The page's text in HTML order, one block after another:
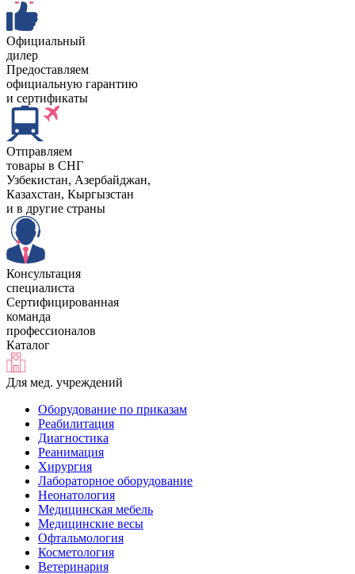
Официальный
дилер
Предоставляем
официальную гарантию
и сертификаты
Отправляем
товары в СНГ
Узбекистан, Aзербайджан,
Казахстан, Кыргызстан
и в другие страны
Консультация
специалиста
Сертифицированная
команда
профессионалов
Каталог
Для мед. учреждений
Оборудование по приказам
Реабилитация
Диагностика
Реанимация
Хирургия
Лабораторное оборудование
Неонатология
Медицинская мебель
Медицинские весы
Офтальмология
Косметология
Ветеринария